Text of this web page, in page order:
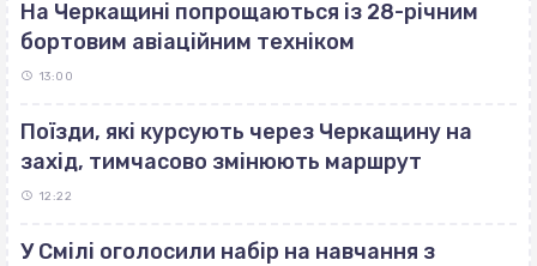
На Черкащині попрощаються із 28-річним
бортовим авіаційним техніком
13:00
Поїзди, які курсують через Черкащину на
захід, тимчасово змінюють маршрут
12:22
У Смілі оголосили набір на навчання з